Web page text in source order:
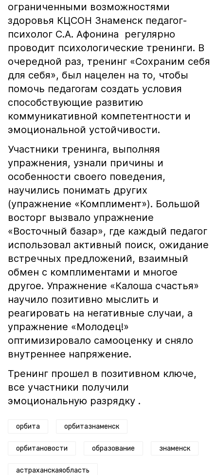
ограниченными возможностями
здоровья КЦСОН Знаменск педагог-
психолог С.А. Афонина регулярно
проводит психологические тренинги. В
очередной раз, тренинг «Сохраним себя
для себя», был нацелен на то, чтобы
помочь педагогам создать условия
способствующие развитию
коммуникативной компетентности и
эмоциональной устойчивости.
Участники тренинга, выполняя
упражнения, узнали причины и
особенности своего поведения,
научились понимать других
(упражнение «Комплимент»). Большой
восторг вызвало упражнение
«Восточный базар», где каждый педагог
использовал активный поиск, ожидание
встречных предложений, взаимный
обмен с комплиментами и многое
другое. Упражнение «Калоша счастья»
научило позитивно мыслить и
реагировать на негативные случаи, а
упражнение «Молодец!»
оптимизировало самооценку и сняло
внутреннее напряжение.
Тренинг прошел в позитивном ключе,
все участники получили
эмоциональную разрядку .
орбита орбитазнаменск
орбитановости образование знаменск
астраханскаяобласть